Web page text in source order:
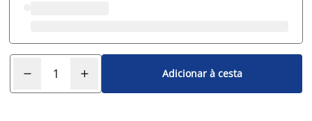
Adicionar à cesta